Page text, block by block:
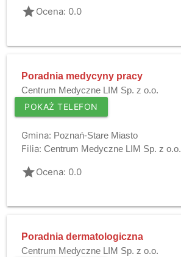
gradeOcena: 0.0
Poradnia medycyny pracy
Centrum Medyczne LIM Sp. z o.o.
POKAŻ TELEFON
Gmina: Poznań-Stare Miasto
Filia: Centrum Medyczne LIM Sp. z o.o.
gradeOcena: 0.0
Poradnia dermatologiczna
Centrum Medyczne LIM Sp. z o.o.